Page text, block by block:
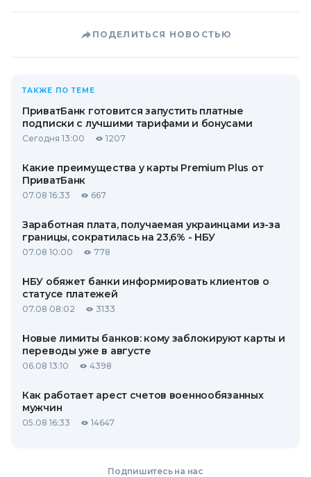
ПОДЕЛИТЬСЯ НОВОСТЬЮ
ТАКЖЕ ПО ТЕМЕ
ПриватБанк готовится запустить платные
подписки с лучшими тарифами и бонусами
Сегодня 13:00 1207
Какие преимущества у карты Premium Plus от
ПриватБанк
07.08 16:33 667
Заработная плата, получаемая украинцами из-за
границы, сократилась на 23,6% - НБУ
07.08 10:00 778
НБУ обяжет банки информировать клиентов о
статусе платежей
07.08 08:02 3133
Новые лимиты банков: кому заблокируют карты и
переводы уже в августе
06.08 13:10 4398
Как работает арест счетов военнообязанных
мужчин
05.08 16:33 14647
Подпишитесь на нас